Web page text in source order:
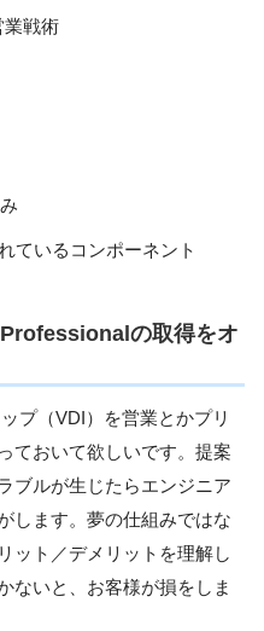
業戦術
ているコンポーネント
の取得をオ
プ（VDI）を営業とかプリ
ておいて欲しいです。提案
ブルが生じたらエンジニア
します。夢の仕組みではな
ット／デメリットを理解し
ないと、お客様が損をしま